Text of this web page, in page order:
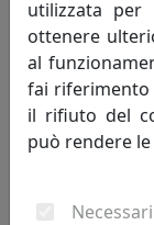
utilizzata
ottenere
al
fai riferimento
il rifiuto del
può rendere
Necessari